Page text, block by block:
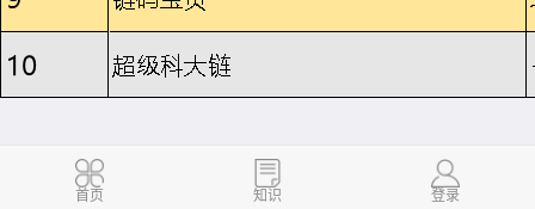
首页 知识 登录
下载量